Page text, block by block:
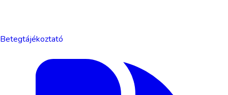
Betegtájékoztató